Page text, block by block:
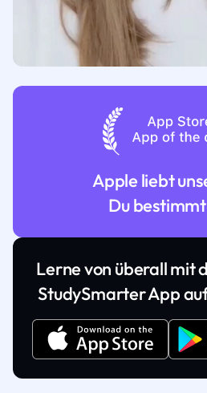
Apple liebt
Du
Lerne von überall mit
StudySmarter App